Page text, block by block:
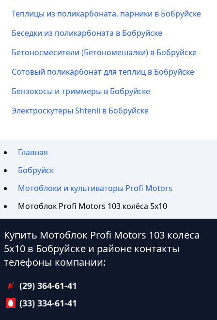
Теплицы из поликарбоната, парники в Бобруйске
Беседки из поликарбоната в Бобруйске
Бетоносмесители (Бетономешалки) в Бобруйске
Сотовый поликарбонат для теплиц в Бобруйске
Бензокосы и триммеры в Бобруйске
Электроскутеры Shtenli в Бобруйске
Главная
Бобруйск
Мотоблоки и культиваторы Profi Motors
Мотоблок Profi Motors 103 колёса 5х10
Купить Мотоблок Profi Motors 103 колёса
5х10 в Бобруйске и районе контакты
телефоны компании:
(29) 364-61-41
(33) 334-61-41